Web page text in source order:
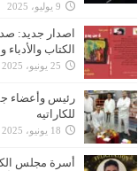
9 يوليو، 2025
اصدار جديد:
الكتاب
25 يونيو، 2025
رئيس وأعضاء
للكاراتيه
18 يونيو، 2025
أسرة مجلس